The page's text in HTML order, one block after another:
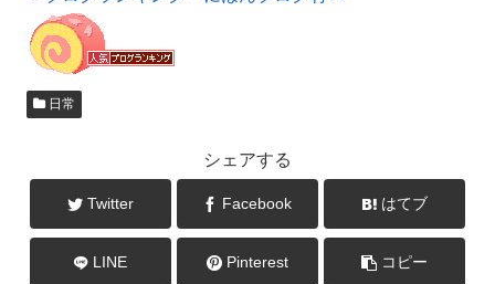
日常
シェアする
Twitter Facebook はてブ
LINE Pinterest コピー